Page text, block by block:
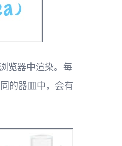
览器中渲染。每
的器皿中，会有